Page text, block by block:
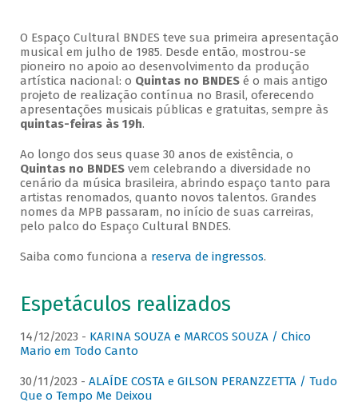
O Espaço Cultural BNDES teve sua primeira apresentação
musical em julho de 1985. Desde então, mostrou-se
pioneiro no apoio ao desenvolvimento da produção
artística nacional: o Quintas no BNDESé o mais antigo
projeto de realização contínua no Brasil, oferecendo
apresentações musicais públicas e gratuitas, sempre às
quintas-feiras às 19h.
Ao longo dos seus quase 30 anos de existência, o
Quintas no BNDESvem celebrando a diversidade no
cenário da música brasileira, abrindo espaço tanto para
artistas renomados, quanto novos talentos. Grandes
nomes da MPB passaram, no início de suas carreiras,
pelo palco do Espaço Cultural BNDES.
Saiba como funciona a reserva de ingressos.
Espetáculos realizados
14/12/2023 - KARINA SOUZA e MARCOS SOUZA / Chico
Mario em Todo Canto
30/11/2023 - ALAÍDE COSTA e GILSON PERANZZETTA / Tudo
Que o Tempo Me Deixou